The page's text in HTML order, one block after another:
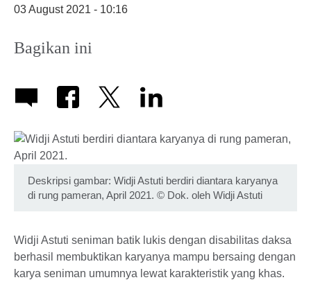
03 August 2021 - 10:16
Bagikan ini
Deskripsi gambar: Widji Astuti berdiri diantara karyanya
di rung pameran, April 2021. © Dok. oleh Widji Astuti
Widji Astuti seniman batik lukis dengan disabilitas daksa
berhasil membuktikan karyanya mampu bersaing dengan
karya seniman umumnya lewat karakteristik yang khas.